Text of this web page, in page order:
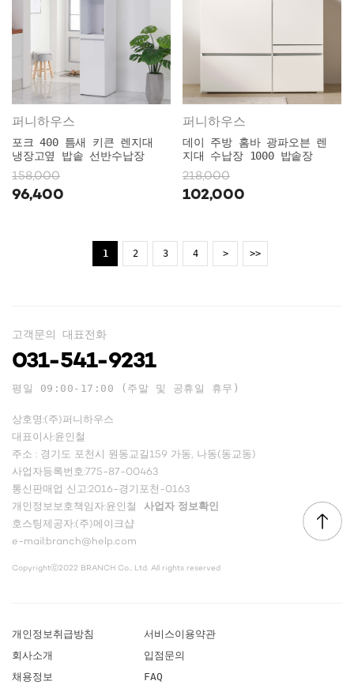
퍼니하우스
포크 400 틈새 키큰 렌지대
냉장고옆 밥솥 선반수납장
158,000
96,400
퍼니하우스
데이 주방 홈바 광파오븐 렌
지대 수납장 1000 밥솥장
218,000
102,000
1 2 3 4 > >>
고객문의 대표전화
031-541-9231
평일 09:00-17:00 (주말 및 공휴일 휴무)
상호명:(주)퍼니하우스
대표이사:윤인철
주소 : 경기도 포천시 원동교길159 가동, 나동(동교동)
사업자등록번호:775-87-00463
통신판매업 신고:2016-경기포천-0163
개인정보보호책임자:윤인철
사업자 정보확인
호스팅제공자:(주)메이크샵
e-mail:branch@help.com
Copyrightⓒ2022 BRANCH Co., Ltd. All rights reserved
개인정보취급방침
서비스이용약관
회사소개
입점문의
채용정보
FAQ